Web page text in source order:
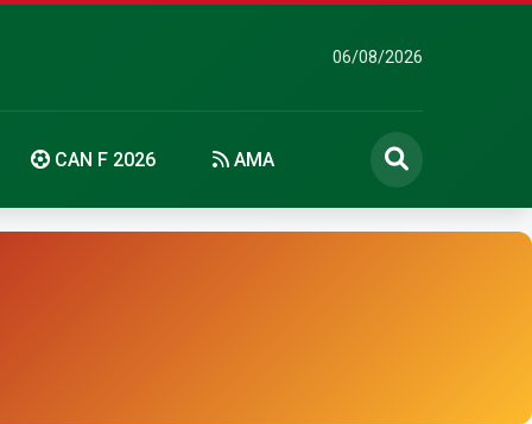
06/08/2026
CAN F 2026 AMA